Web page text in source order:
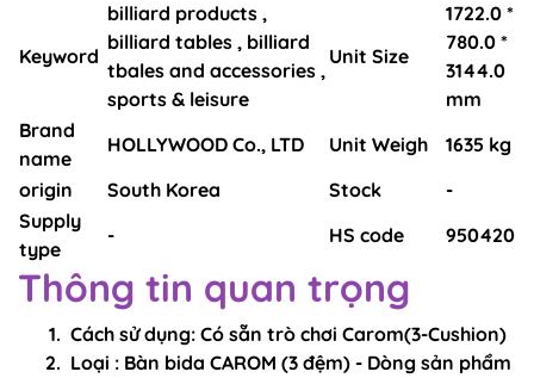
Keyword
billiard products ,
billiard tables , billiard
tbales and accessories ,
sports & leisure
Unit Size
1722.0 *
780.0 *
3144.0
mm
Brand
name
HOLLYWOOD Co., LTD Unit Weigh
1635 kg
origin
South Korea Stock
-
Supply
type
- HS code 950420
Thông tin quan trọng
Cách sử dụng: Có sẵn trò chơi Carom(3-Cushion)
Loại : Bàn bida CAROM (3 đệm) - Dòng sản phẩm